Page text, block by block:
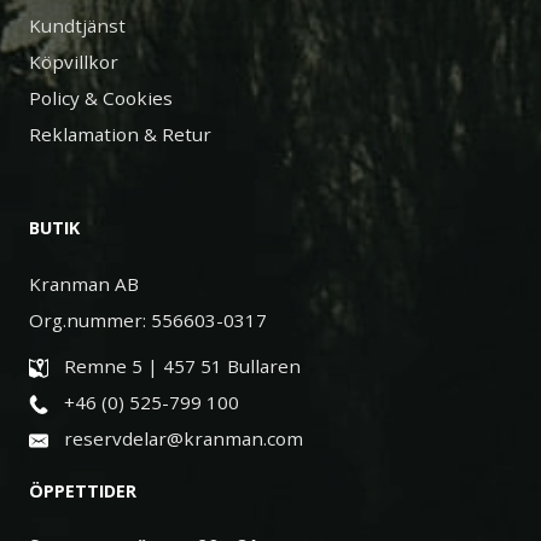
Kundtjänst
Köpvillkor
Policy & Cookies
Reklamation & Retur
BUTIK
Kranman AB
Org.nummer: 556603-0317
Remne 5 | 457 51 Bullaren
+46 (0) 525-799 100
reservdelar@kranman.com
ÖPPETTIDER